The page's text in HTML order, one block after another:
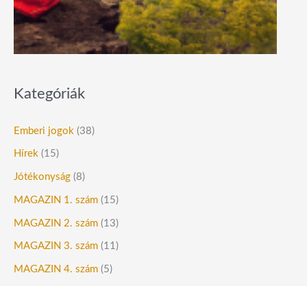
Kategóriák
Emberi jogok (38)
Hírek (15)
Jótékonyság (8)
MAGAZIN 1. szám (15)
MAGAZIN 2. szám (13)
MAGAZIN 3. szám (11)
MAGAZIN 4. szám (5)